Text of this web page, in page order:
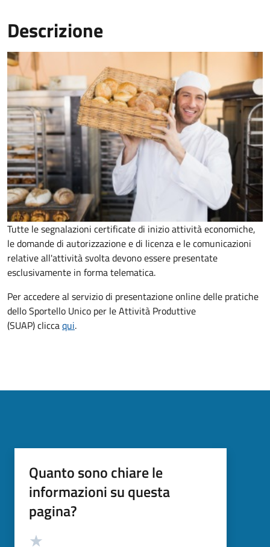
Descrizione
Tutte le segnalazioni certificate di inizio attività economiche,
le domande di autorizzazione e di licenza e le comunicazioni
relative all'attività svolta devono essere presentate
esclusivamente in forma telematica.
Per accedere al servizio di presentazione online delle pratiche
dello Sportello Unico per le Attività Produttive
(SUAP) cliccaqui.
Quanto sono chiare le
informazioni su questa
pagina?
Valutazione